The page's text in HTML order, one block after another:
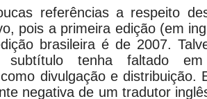
referências a respeito
pois a primeira edição (em
brasileira é de 2007.
tenha faltado em
divulgação e distribuição.
negativa de um tradutor